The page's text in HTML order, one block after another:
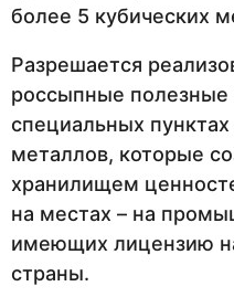
более 5 кубических
Разрешается
россыпные
специальных
металлов, которые
хранилищем
на местах – на
имеющих лицензию
страны.